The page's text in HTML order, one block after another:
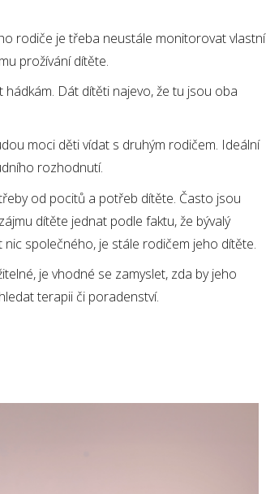
rodiče je třeba neustále monitorovat vlastní
prožívání dítěte.
Dát dítěti najevo, že tu jsou oba
moci děti vídat s druhým rodičem. Ideální
rozhodnutí.
od pocitů a potřeb dítěte. Často jsou
dítěte jednat podle faktu, že bývalý
společného, je stále rodičem jeho dítěte.
je vhodné se zamyslet, zda by jeho
terapii či poradenství.